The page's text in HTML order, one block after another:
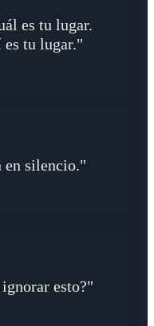
es tu lugar.
tu lugar."
en silencio."
esto?"